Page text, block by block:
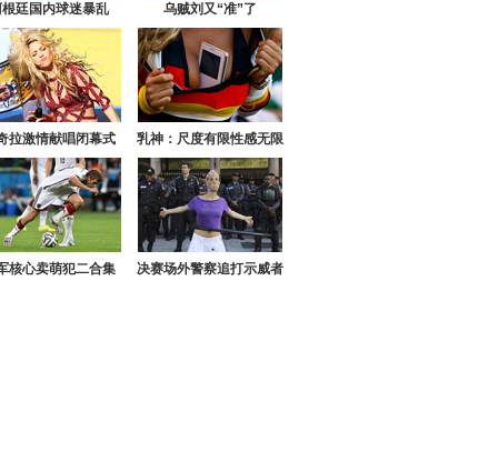
廷国内球迷暴乱 乌贼刘又“准”了
拉激情献唱闭幕式 乳神：尺度有限性感无限
核心卖萌犯二合集 决赛场外警察追打示威者